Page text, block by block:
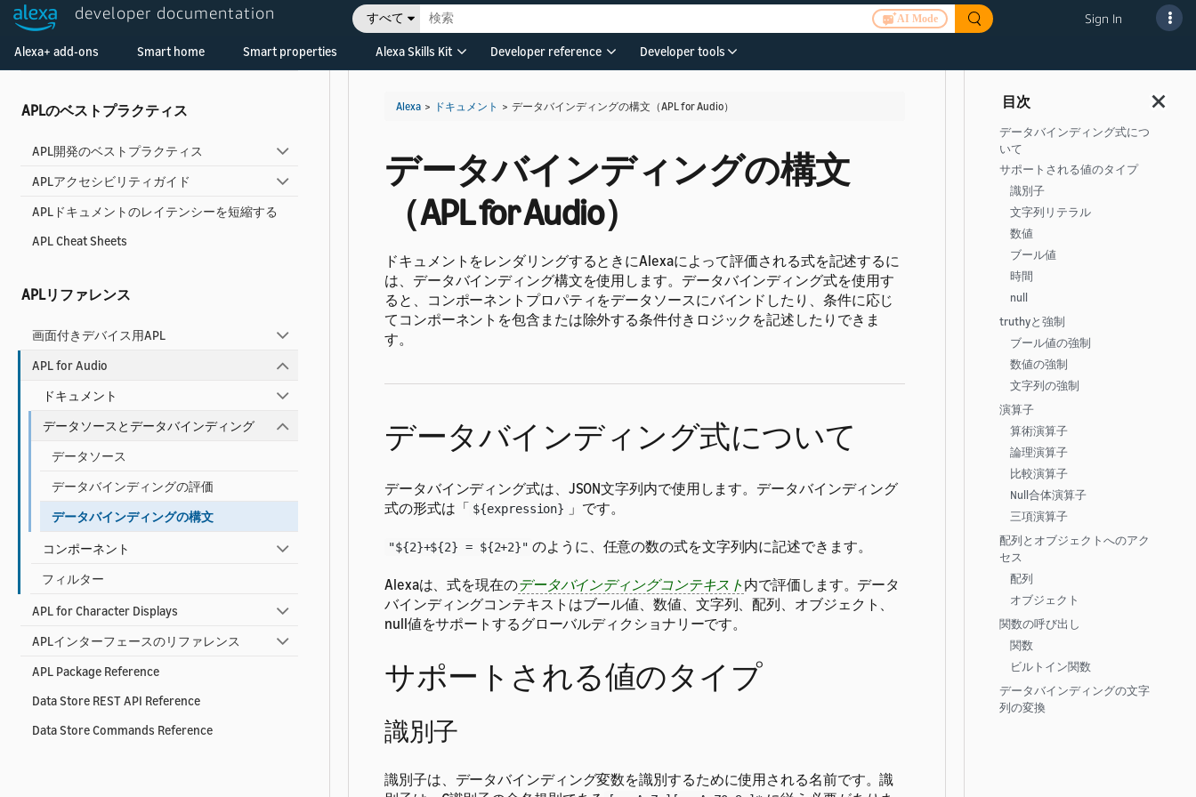
developer documentation すべて AI Mode Sign In
Alexa+ add-ons Smart home Smart properties Alexa Skills Kit Developer reference Developer tools
トの使用
APL向けAlexa Design System
APLのベストプラクティス
APL開発のベストプラクティス
APLアクセシビリティガイド
APLドキュメントのレイテンシーを短縮する
APL Cheat Sheets
APLリファレンス
画面付きデバイス用APL
APL for Audio
ドキュメント
データソースとデータバインディング
データソース
データバインディングの評価
データバインディングの構文
コンポーネント
フィルター
APL for Character Displays
APLインターフェースのリファレンス
APL Package Reference
Data Store REST API Reference
Data Store Commands Reference
Alexa > ドキュメント > データバインディングの構文（APL for Audio）
データバインディングの構文
（APL for Audio）
ドキュメントをレンダリングするときにAlexaによって評価される式を記述するに
は、データバインディング構文を使用します。 データバインディング式を使用す
ると、コンポーネントプロパティをデータソースにバインドしたり、条件に応じ
てコンポーネントを包含または除外する条件付きロジックを記述したりできま
す。
データバインディング式について
データバインディング式は、JSON文字列内で使用します。データバインディング
式の形式は「 ${expression} 」です。
"${2}+${2} = ${2+2}" のように、任意の数の式を文字列内に記述できます。
Alexaは、式を現在のデータバインディングコンテキスト 内で評価します。データ
バインディングコンテキストはブール値、数値、文字列、配列、オブジェクト、
null値をサポートするグローバルディクショナリーです。
サポートされる値のタイプ
識別子
識別子は、データバインディング変数を識別するために使用される名前です。識
データバインディング式につ
いて
サポートされる値のタイプ
識別子
文字列リテラル
数値
ブール値
時間
null
truthyと強制
ブール値の強制
数値の強制
文字列の強制
演算子
算術演算子
論理演算子
比較演算子
Null合体演算子
三項演算子
配列とオブジェクトへのアク
セス
配列
オブジェクト
関数の呼び出し
関数
ビルトイン関数
データバインディングの文字
列の変換
Welcome! Ask the DevAssistant